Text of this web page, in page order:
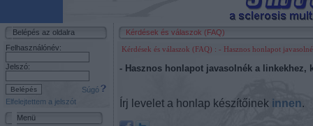
Belépés az oldalra
Felhasználónév:
Jelszó:
Súgó
Elfelejtettem a jelszót
Menü
Kérdések és válaszok (FAQ)
Kérdések és válaszok (FAQ) : - Hasznos honlapot
- Hasznos honlapot javasolnék a linkekhez,
Írj levelet a honlap készítőinek innen.